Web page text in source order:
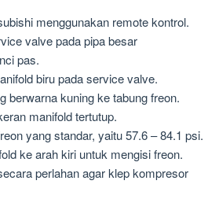
menggunakan remote kontrol.
valve pada pipa besar
pas.
biru pada service valve.
berwarna kuning ke tabung freon.
manifold tertutup.
yang standar, yaitu 57.6 – 84.1 psi.
ke arah kiri untuk mengisi freon.
perlahan agar klep kompresor